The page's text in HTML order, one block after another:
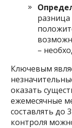
–
Ключевым
оказать
ежемесячные
составлять до
контроля